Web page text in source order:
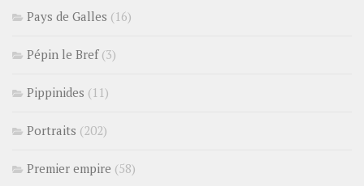
Pays de Galles (16)
Pépin le Bref(3)
Pippinides (11)
Portraits (202)
Premier empire (58)